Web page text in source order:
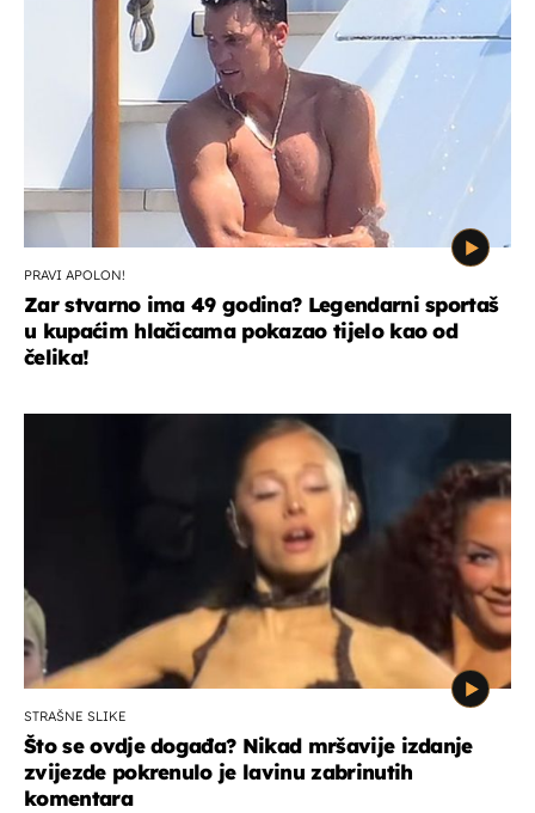
PRAVI APOLON!
Zar stvarno ima 49 godina? Legendarni sportaš
u kupaćim hlačicama pokazao tijelo kao od
čelika!
STRAŠNE SLIKE
Što se ovdje događa? Nikad mršavije izdanje
zvijezde pokrenulo je lavinu zabrinutih
komentara